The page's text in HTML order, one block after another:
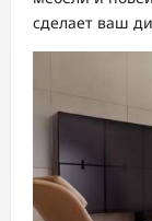
сделает ваш